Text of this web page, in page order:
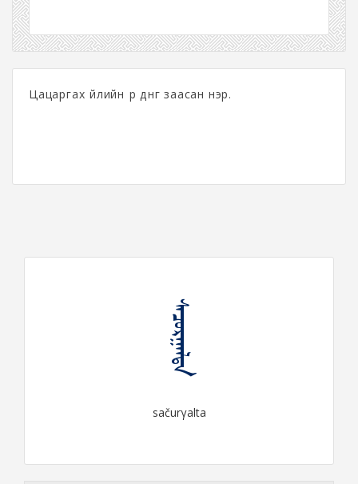
Цацаргах үйлийн үр дүнг заасан нэр.
ᠰᠠᠴᠤᠷᠭᠠᠯᠲᠠ
sačurγalta